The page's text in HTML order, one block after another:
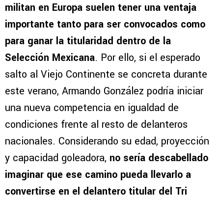
militan en Europa suelen tener una ventaja
importante tanto para ser convocados como
para ganar la titularidad dentro de la
Selección Mexicana. Por ello, si el esperado
salto al Viejo Continente se concreta durante
este verano, Armando González podría iniciar
una nueva competencia en igualdad de
condiciones frente al resto de delanteros
nacionales. Considerando su edad, proyección
y capacidad goleadora, no sería descabellado
imaginar que ese camino pueda llevarlo a
convertirse en el delantero titular del Tri